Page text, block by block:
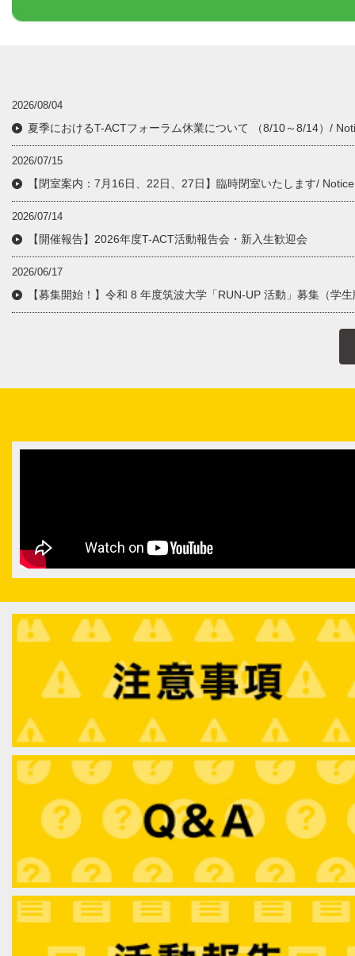
2026/08/04
夏季におけるT-ACTフォーラム休業について （8/10～8/14）/
2026/07/15
【閉室案内：7月16日、22日、27日】臨時閉室いたします/
2026/07/14
【開催報告】2026年度T-ACT活動報告会・新入生歓迎会
2026/06/17
【募集開始！】令和 8 年度筑波大学「RUN-UP 活動」募集（学